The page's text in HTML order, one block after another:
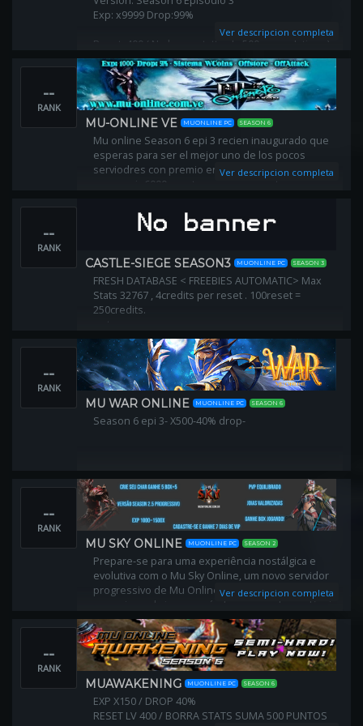
Exp: x9999 Drop:99%
Reset: 400 ( No borra statt y da 500 acumulativos )
Puntos por lvl 5/7
Max Stats: 65535
Ver descripcion completa
--
RANK
MU-ONLINE VE MUONLINE PC SEASON 6
Mu online Season 6 epi 3 recien inaugurado que
esperas para ser el mejor uno de los pocos
serviodres con premio en efectivo al ser top 1 y
conseguir 6000 reset que esperas entra
Ver descripcion completa
--
RANK
CASTLE-SIEGE SEASON3 MUONLINE PC SEASON 3
FRESH DATABASE < FREEBIES AUTOMATIC> Max
Stats 32767 , 4credits per reset . 100reset =
250credits.
x store.
--
RANK
MU WAR ONLINE MUONLINE PC SEASON 6
Season 6 epi 3- X500-40% drop-
--
RANK
MU SKY ONLINE MUONLINE PC SEASON 2
Prepare-se para uma experiência nostálgica e
evolutiva com o Mu Sky Online, um novo servidor
progressivo de Mu Online que levará os jogadores
a uma jornada inesquecível, começando na clássica
season 2.5 e culminando na repleta de novidades
season 6
Ver descripcion completa
--
RANK
MUAWAKENING MUONLINE PC SEASON 6
EXP X150 / DROP 40%
RESET LV 400 / BORRA STATS SUMA 500 PUNTOS